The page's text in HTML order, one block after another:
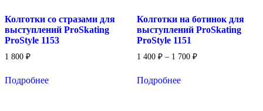
Колготки cо стразами для
выступлений ProSkating
ProStyle 1153
1 800 ₽
Подробнее
Колготки на ботинок для
выступлений ProSkating
ProStyle 1151
1 400 ₽– 1 700 ₽
Подробнее